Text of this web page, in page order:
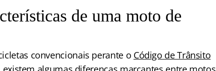
de uma moto de
convencionais perante o Código de Trânsito